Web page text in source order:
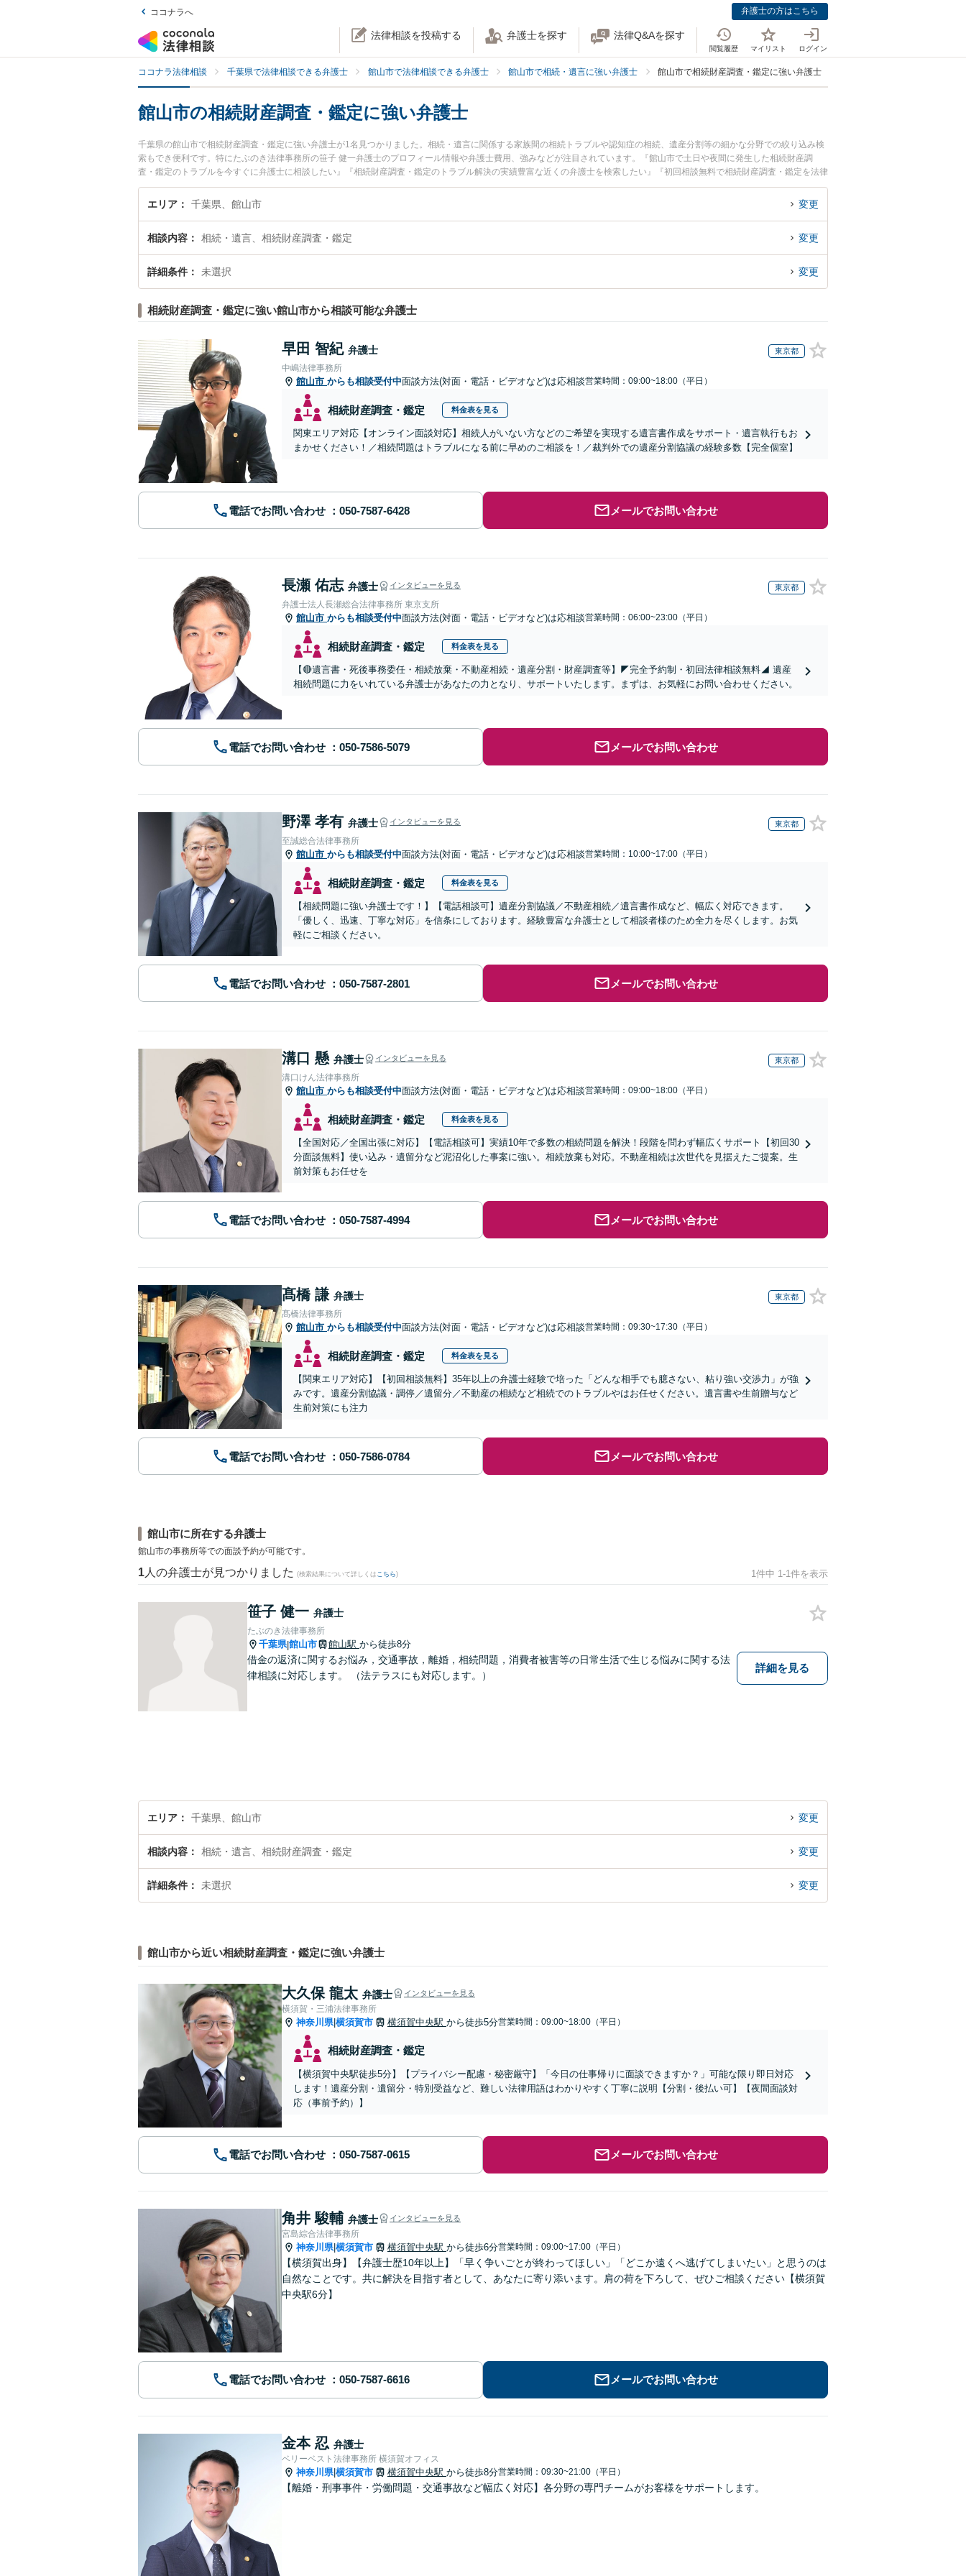
ココナラへ 弁護士の方はこちら
法律相談を投稿する 弁護士を探す 法律Q&Aを探す
閲覧履歴 マイリスト ログイン
ココナラ法律相談 千葉県で法律相談できる弁護士 館山市で法律相談できる弁護士 館山市で相続・遺言に強い弁護士 館山市で相続財産調査・鑑定に強い弁護士
館山市の相続財産調査・鑑定に強い弁護士
千葉県の館山市で相続財産調査・鑑定に強い弁護士が1名見つかりました。相続・遺言に関係する家族間の相続トラブルや認知症の相続、遺産分割等の細かな分野での絞り込み検
索もでき便利です。特にたぶのき法律事務所の笹子 健一弁護士のプロフィール情報や弁護士費用、強みなどが注目されています。『館山市で土日や夜間に発生した相続財産調
査・鑑定のトラブルを今すぐに弁護士に相談したい』『相続財産調査・鑑定のトラブル解決の実績豊富な近くの弁護士を検索したい』『初回相談無料で相続財産調査・鑑定を法律
相談できる館山市内の弁護士に相談予約したい』などでお困りの相談者さんにおすすめです。
エリア 千葉県、館山市 変更
相談内容 相続・遺言、相続財産調査・鑑定 変更
詳細条件 未選択 変更
相続財産調査・鑑定に強い館山市から相談可能な弁護士
早田 智紀 弁護士 東京都
中嶋法律事務所
館山市 からも相談受付中面談方法(対面・電話・ビデオなど)は応相談営業時間：09:00~18:00（平日）
相続財産調査・鑑定 料金表を見る
関東エリア対応【オンライン面談対応】相続人がいない方などのご希望を実現する遺言書作成をサポート・遺言執行もお
まかせください！／相続問題はトラブルになる前に早めのご相談を！／裁判外での遺産分割協議の経験多数【完全個室】
電話でお問い合わせ メールでお問い合わせ
長瀬 佑志 弁護士 インタビューを見る 東京都
弁護士法人長瀬総合法律事務所 東京支所
館山市 からも相談受付中面談方法(対面・電話・ビデオなど)は応相談営業時間：06:00~23:00（平日）
相続財産調査・鑑定 料金表を見る
【🔴遺言書・死後事務委任・相続放棄・不動産相続・遺産分割・財産調査等】◤完全予約制・初回法律相談無料◢ 遺産
相続問題に力をいれている弁護士があなたの力となり、サポートいたします。まずは、お気軽にお問い合わせください。
電話でお問い合わせ メールでお問い合わせ
野澤 孝有 弁護士 インタビューを見る 東京都
至誠総合法律事務所
館山市 からも相談受付中面談方法(対面・電話・ビデオなど)は応相談営業時間：10:00~17:00（平日）
相続財産調査・鑑定 料金表を見る
【相続問題に強い弁護士です！】【電話相談可】遺産分割協議／不動産相続／遺言書作成など、幅広く対応できます。
「優しく、迅速、丁寧な対応」を信条にしております。経験豊富な弁護士として相談者様のため全力を尽くします。お気
軽にご相談ください。
電話でお問い合わせ メールでお問い合わせ
溝口 懸 弁護士 インタビューを見る 東京都
溝口けん法律事務所
館山市 からも相談受付中面談方法(対面・電話・ビデオなど)は応相談営業時間：09:00~18:00（平日）
相続財産調査・鑑定 料金表を見る
【全国対応／全国出張に対応】【電話相談可】実績10年で多数の相続問題を解決！段階を問わず幅広くサポート【初回30
分面談無料】使い込み・遺留分など泥沼化した事案に強い。相続放棄も対応。不動産相続は次世代を見据えたご提案。生
前対策もお任せを
電話でお問い合わせ メールでお問い合わせ
髙橋 謙 弁護士 東京都
髙橋法律事務所
館山市 からも相談受付中面談方法(対面・電話・ビデオなど)は応相談営業時間：09:30~17:30（平日）
相続財産調査・鑑定 料金表を見る
【関東エリア対応】【初回相談無料】35年以上の弁護士経験で培った「どんな相手でも臆さない、粘り強い交渉力」が強
みです。遺産分割協議・調停／遺留分／不動産の相続など相続でのトラブルやはお任せください。遺言書や生前贈与など
生前対策にも注力
電話でお問い合わせ メールでお問い合わせ
館山市に所在する弁護士
館山市の事務所等での面談予約が可能です。
1 人の弁護士が見つかりました (検索結果について詳しくは こちら) 1件中 1-1件を表示
笹子 健一 弁護士
たぶのき法律事務所
千葉県|館山市 館山駅 から徒歩8分
借金の返済に関するお悩み，交通事故，離婚，相続問題，消費者被害等の日常生活で生じる悩みに関する法
律相談に対応します。 （法テラスにも対応します。）
詳細を見る
エリア 千葉県、館山市 変更
相談内容 相続・遺言、相続財産調査・鑑定 変更
詳細条件 未選択 変更
館山市から近い相続財産調査・鑑定に強い弁護士
大久保 龍太 弁護士 インタビューを見る
横須賀・三浦法律事務所
神奈川県|横須賀市 横須賀中央駅 から徒歩5分営業時間：09:00~18:00（平日）
相続財産調査・鑑定
【横須賀中央駅徒歩5分】【プライバシー配慮・秘密厳守】「今日の仕事帰りに面談できますか？」可能な限り即日対応
します！遺産分割・遺留分・特別受益など、難しい法律用語はわかりやすく丁寧に説明【分割・後払い可】【夜間面談対
応（事前予約）】
電話でお問い合わせ メールでお問い合わせ
角井 駿輔 弁護士 インタビューを見る
宮島綜合法律事務所
神奈川県|横須賀市 横須賀中央駅 から徒歩6分営業時間：09:00~17:00（平日）
【横須賀出身】【弁護士歴10年以上】「早く争いごとが終わってほしい」「どこか遠くへ逃げてしまいたい」と思うのは
自然なことです。共に解決を目指す者として、あなたに寄り添います。肩の荷を下ろして、ぜひご相談ください【横須賀
中央駅6分】
電話でお問い合わせ メールでお問い合わせ
金本 忍 弁護士
ベリーベスト法律事務所 横須賀オフィス
神奈川県|横須賀市 横須賀中央駅 から徒歩8分営業時間：09:30~21:00（平日）
【離婚・刑事事件・労働問題・交通事故など幅広く対応】各分野の専門チームがお客様をサポートします。